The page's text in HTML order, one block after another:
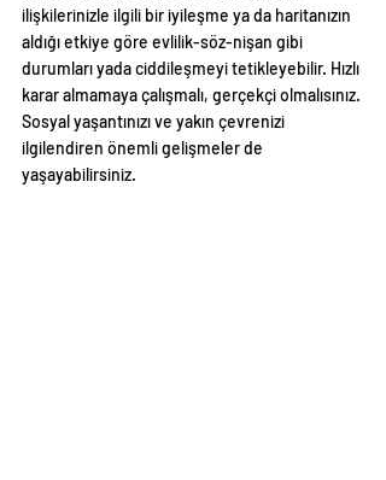
ilişkilerinizle ilgili bir iyileşme ya da haritanızın
aldığı etkiye göre evlilik-söz-nişan gibi
durumları yada ciddileşmeyi tetikleyebilir. Hızlı
karar almamaya çalışmalı, gerçekçi olmalısınız.
Sosyal yaşantınızı ve yakın çevrenizi
ilgilendiren önemli gelişmeler de
yaşayabilirsiniz.